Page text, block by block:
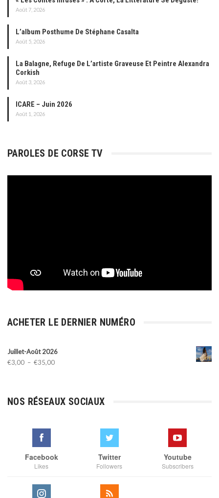
Août 7, 2026
L’album Posthume De Stéphane Casalta
Août 5, 2026
La Balagne, Refuge De L’artiste Graveuse Et Peintre Alexandra
Corkish
Août 3, 2026
ICARE – Juin 2026
Août 1, 2026
PAROLES DE CORSE TV
ACHETER LE DERNIER NUMÉRO
Juillet-Août 2026
€3,00 – €35,00Plage
à
NOS RÉSEAUX SOCIAUX
Facebook
Likes
Twitter
Followers
Youtube
Subscribers